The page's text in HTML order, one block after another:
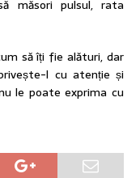
măsori pulsul, rata
să îți fie alături, dar
l cu atenție și
le poate exprima cu